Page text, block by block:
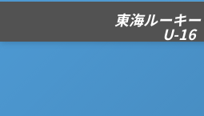
東海ルーキ
U-16